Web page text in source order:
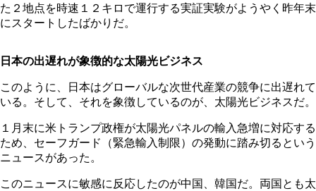
た２地点を時速１２キロで運行する実証実験がようやく昨年末
にスタートしたばかりだ。
日本の出遅れが象徴的な太陽光ビジネス
このように、日本はグローバルな次世代産業の競争に出遅れて
いる。そして、それを象徴しているのが、太陽光ビジネスだ。
１月末に米トランプ政権が太陽光パネルの輸入急増に対応する
ため、セーフガード（緊急輸入制限）の発動に踏み切るという
ニュースがあった。
このニュースに敏感に反応したのが中国、韓国だ。両国とも太